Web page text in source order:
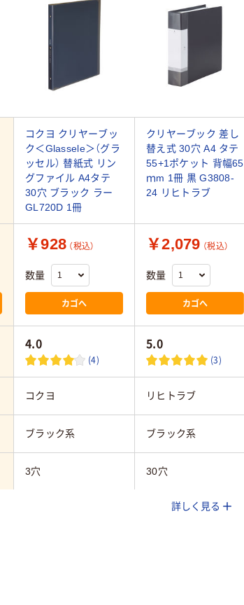
コクヨ クリヤーブッ
ク＜Glassele＞（グラ
ッセル） 替紙式 リン
グファイル A4タテ
30穴 ブラック ラー
GL720D 1冊
クリヤーブック 差し
替え式 30穴 A4 タテ
55+1ポケット 背幅65
ｍm 1冊 黒 G3808-
24 リヒトラブ
￥928 （税込）
数量
カゴへ
￥2,079 （税込）
数量
カゴへ
4.0
(4)
5.0
(3)
コクヨ リヒトラブ
ブラック系 ブラック系
3穴 30穴
A4タテ詳しく見る